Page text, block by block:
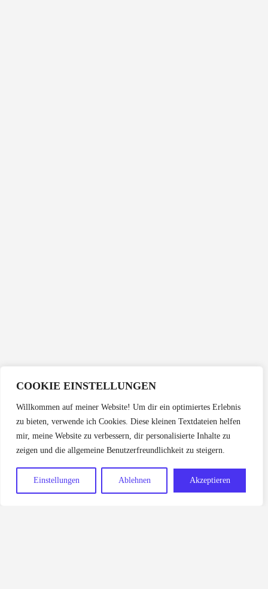
COOKIE EINSTELLUNGEN
Willkommen auf meiner Website! Um dir ein optimiertes Erlebnis
zu bieten, verwende ich Cookies. Diese kleinen Textdateien helfen
mir, meine Website zu verbessern, dir personalisierte Inhalte zu
zeigen und die allgemeine Benutzerfreundlichkeit zu steigern.
Einstellungen Ablehnen Akzeptieren